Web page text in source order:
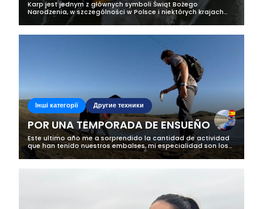
Karp jest jednym z głównych symboli Świąt Bożego
Narodzenia, w szczególności w Polsce i niektórych krajach
Europy Środkowo - Wschodniej. Cyprinusy stały się popularne
na świętach prawdę mówiąc...
Інші категорії Другие техники
POR UNA TEMPORADA DE ENSUEÑO
Este ultimo año me a sorprendido la cantidad de actividad
que han tenido nuestros embalses, mi especialidad son los
depredadores, mas concretamente el Black bass, y me a
parecido increíble la...